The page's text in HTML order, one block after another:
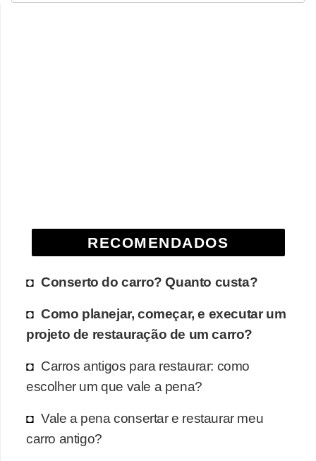
RECOMENDADOS
Conserto do carro? Quanto custa?
Como planejar, começar, e executar um
projeto de restauração de um carro?
Carros antigos para restaurar: como
escolher um que vale a pena?
Vale a pena consertar e restaurar meu
carro antigo?